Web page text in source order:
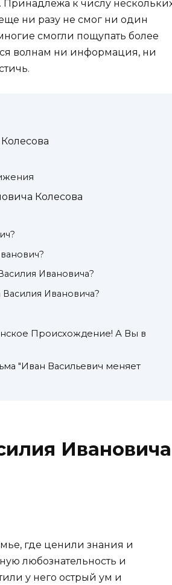
к числу
ни разу не смог ни один
смогли пощупать более
волнам ни информация, ни
Колесова
Ивановича?
Ивановича?
Происхождение! А Вы в
"Иван Васильевич меняет
Ивановича
где ценили знания и
любознательность и
у него острый ум и